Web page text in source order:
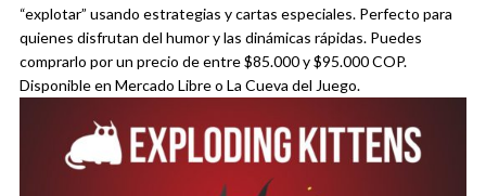
“explotar” usando estrategias y cartas especiales. Perfecto para
quienes disfrutan del humor y las dinámicas rápidas. Puedes
comprarlo por un precio de entre $85.000 y $95.000 COP.
Disponible en Mercado Libre o La Cueva del Juego.